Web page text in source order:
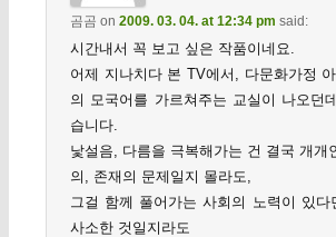
곰곰 on 2009. 03. 04. at 12:34 pm said:
시간내서 꼭 보고 싶은 작품이네요.
어제 지나치다 본 TV에서, 다문화가정
의 모국어를 가르쳐주는 교실이 나오던
습니다.
낯설음, 다름을 극복해가는 건 결국 개개
의, 존재의 문제일지 몰라도,
그걸 함께 풀어가는 사회의 노력이 있다
사소한 것일지라도